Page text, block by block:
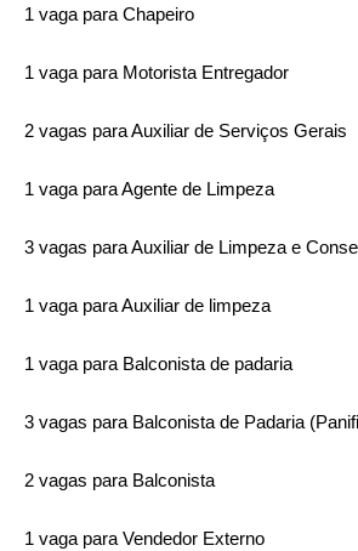
1 vaga para Chapeiro
1 vaga para Motorista Entregador
2 vagas para Auxiliar de Serviços Gerais
1 vaga para Agente de Limpeza
3 vagas para Auxiliar de Limpeza e
1 vaga para Auxiliar de limpeza
1 vaga para Balconista de padaria
3 vagas para Balconista de Padaria
2 vagas para Balconista
1 vaga para Vendedor Externo